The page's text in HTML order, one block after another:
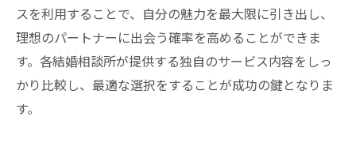
スを利用することで、自分の魅力を最大限に引き出し、
理想のパートナーに出会う確率を高めることができま
す。各結婚相談所が提供する独自のサービス内容をしっ
かり比較し、最適な選択をすることが成功の鍵となりま
す。